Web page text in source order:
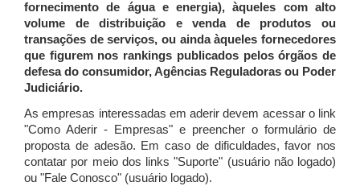
fornecimento de água e energia), àqueles com alto
volume de distribuição e venda de produtos ou
transações de serviços, ou ainda àqueles fornecedores
que figurem nos rankings publicados pelos órgãos de
defesa do consumidor, Agências Reguladoras ou Poder
Judiciário.
As empresas interessadas em aderir devem acessar o link
"Como Aderir - Empresas" e preencher o formulário de
proposta de adesão. Em caso de dificuldades, favor nos
contatar por meio dos links "Suporte" (usuário não logado)
ou "Fale Conosco" (usuário logado).